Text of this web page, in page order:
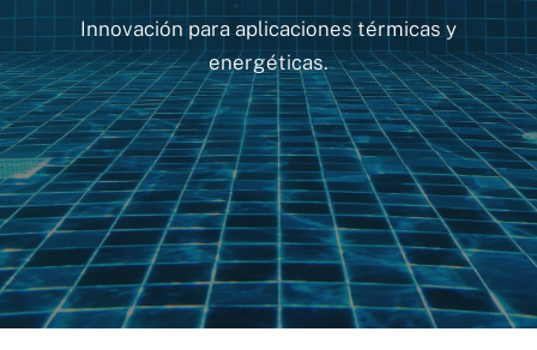
Innovación para aplicaciones térmicas y
energéticas.